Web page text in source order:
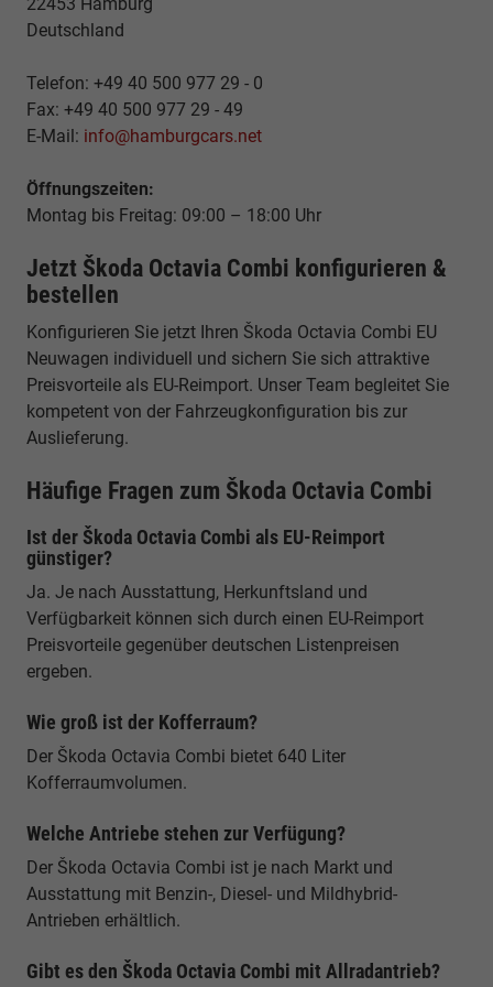
Deutschland
Telefon: +49 40 500 977 29 - 0
Fax: +49 40 500 977 29 - 49
E-Mail: info@hamburgcars.net
Öffnungszeiten:
Montag bis Freitag: 09:00 – 18:00 Uhr
Jetzt Škoda Octavia Combi konfigurieren &
bestellen
Konfigurieren Sie jetzt Ihren Škoda Octavia Combi EU
Neuwagen individuell und sichern Sie sich attraktive
Preisvorteile als EU-Reimport. Unser Team begleitet Sie
kompetent von der Fahrzeugkonfiguration bis zur
Auslieferung.
Häufige Fragen zum Škoda Octavia Combi
Ist der Škoda Octavia Combi als EU-Reimport
günstiger?
Ja. Je nach Ausstattung, Herkunftsland und
Verfügbarkeit können sich durch einen EU-Reimport
Preisvorteile gegenüber deutschen Listenpreisen
ergeben.
Wie groß ist der Kofferraum?
Der Škoda Octavia Combi bietet 640 Liter
Kofferraumvolumen.
Welche Antriebe stehen zur Verfügung?
Der Škoda Octavia Combi ist je nach Markt und
Ausstattung mit Benzin-, Diesel- und Mildhybrid-
Antrieben erhältlich.
Gibt es den Škoda Octavia Combi mit Allradantrieb?